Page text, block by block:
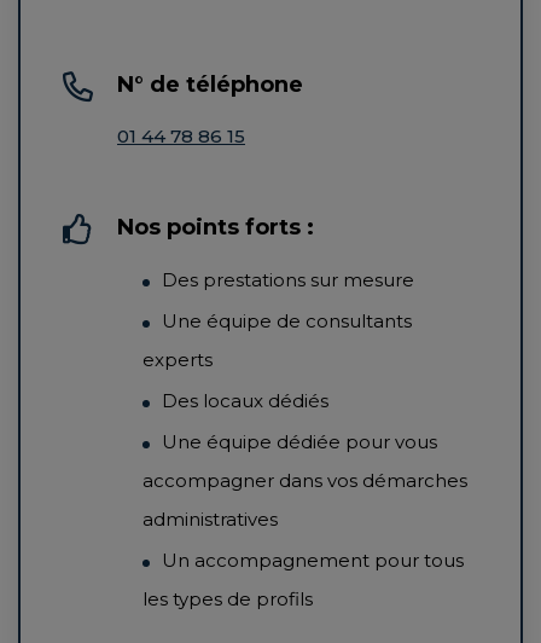
N° de téléphone
01 44 78 86 15
Nos points forts :
Des prestations sur mesure
Une équipe de consultants
experts
Des locaux dédiés
Une équipe dédiée pour vous
accompagner dans vos démarches
administratives
Un accompagnement pour tous
les types de profils